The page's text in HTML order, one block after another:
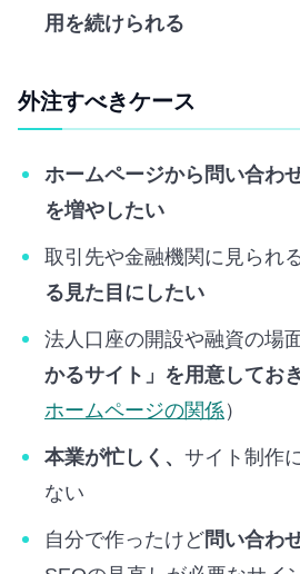
用を続けられる
外注すべきケース
ホームページから問い合わ
を増やしたい
取引先や金融機関に見られ
る見た目にしたい
法人口座の開設や融資の場
かるサイト」を用意してお
ホームページの関係）
本業が忙しく、 サイト制作
ない
自分で作ったけど問い合わ